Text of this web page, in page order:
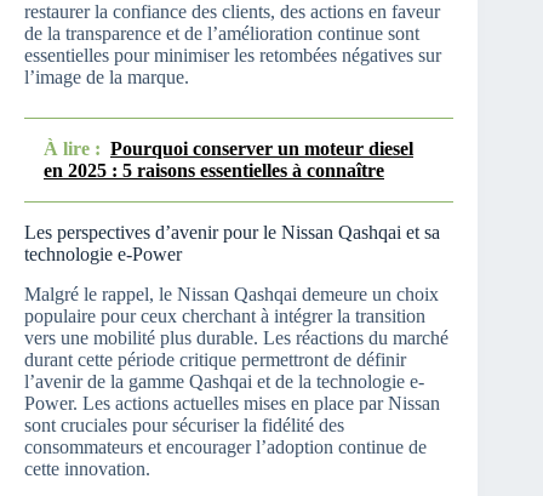
restaurer la confiance des clients, des actions en faveur
de la transparence et de l’amélioration continue sont
essentielles pour minimiser les retombées négatives sur
l’image de la marque.
À lire : Pourquoi conserver un moteur diesel
en 2025 : 5 raisons essentielles à connaître
Les perspectives d’avenir pour le Nissan Qashqai et sa
technologie e-Power
Malgré le rappel, le Nissan Qashqai demeure un choix
populaire pour ceux cherchant à intégrer la transition
vers une mobilité plus durable. Les réactions du marché
durant cette période critique permettront de définir
l’avenir de la gamme Qashqai et de la technologie e-
Power. Les actions actuelles mises en place par Nissan
sont cruciales pour sécuriser la fidélité des
consommateurs et encourager l’adoption continue de
cette innovation.